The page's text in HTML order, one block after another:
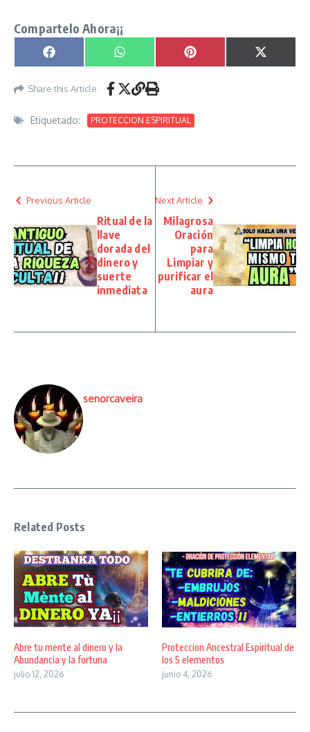
Compartelo Ahora¡¡
Compartir en
Facebook Compartir en
WhatsApp Compartir en
Pinterest
X
(Twitter)
Share this Article
Etiquetado: PROTECCION ESPIRITUAL
Previous Article
Ritual de la
llave
dorada del
dinero y
suerte
inmediata
Next Article
Milagrosa
Oración
para
Limpiar y
purificar el
aura
senorcaveira
Related Posts
Abre tu mente al dinero y la
Abundancia y la fortuna
julio 12, 2026
Proteccion Ancestral Espiritual de
los 5 elementos
junio 4, 2026